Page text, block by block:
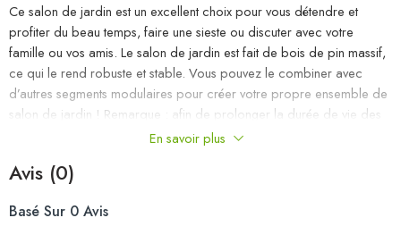
Ce salon de jardin est un excellent choix pour vous détendre et
profiter du beau temps, faire une sieste ou discuter avec votre
famille ou vos amis. Le salon de jardin est fait de bois de pin massif,
ce qui le rend robuste et stable. Vous pouvez le combiner avec
d’autres segments modulaires pour créer votre propre ensemble de
salon de jardin ! Remarque : afin de prolonger la durée de vie des
meubles d’extérieur, nous vous recommandons de les protéger avec
Dimensions du canapé d’angle : 63,5 x 63,5 x 62,5 cm (l x P x H)
En savoir plus
Avis (0)
Basé Sur 0 Avis